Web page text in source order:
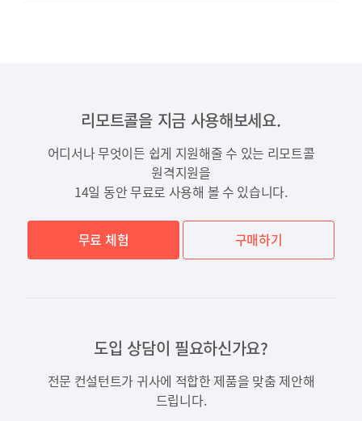
리모트콜을 지금 사용해보세요.
어디서나 무엇이든 쉽게 지원해줄 수 있는 리모트콜
원격지원을
14일 동안 무료로 사용해 볼 수 있습니다.
무료 체험 구매하기
도입 상담이 필요하신가요?
전문 컨설턴트가 귀사에 적합한 제품을 맞춤 제안해
드립니다.